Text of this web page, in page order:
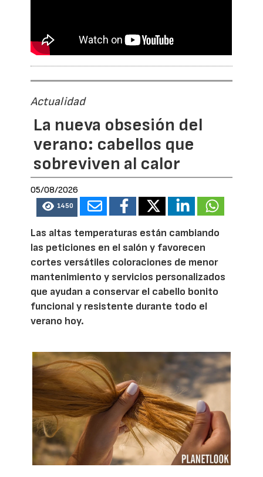
Actualidad
La nueva obsesión del
verano: cabellos que
sobreviven al calor
05/08/2026
1450
Las altas temperaturas están cambiando
las peticiones en el salón y favorecen
cortes versátiles coloraciones de menor
mantenimiento y servicios personalizados
que ayudan a conservar el cabello bonito
funcional y resistente durante todo el
verano hoy.